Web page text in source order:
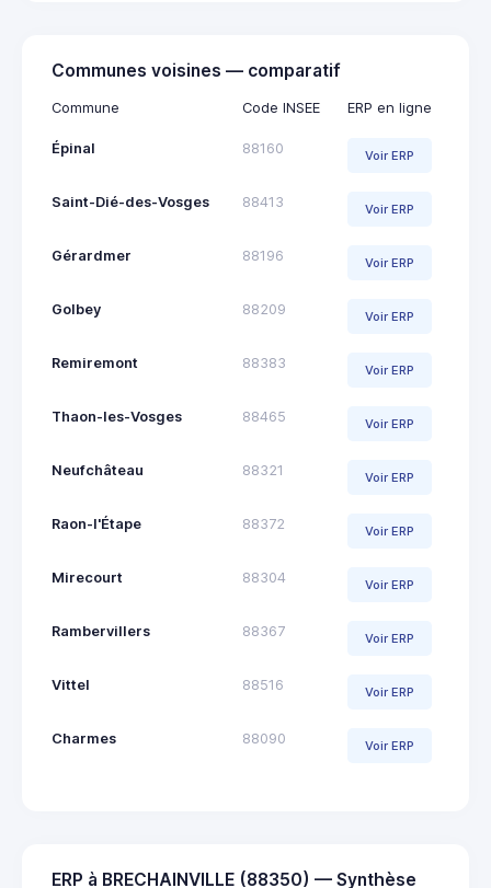
Communes voisines — comparatif
Commune Code INSEE ERP en ligne
Épinal 88160 Voir ERP
Saint-Dié-des-Vosges 88413 Voir ERP
Gérardmer 88196 Voir ERP
Golbey 88209 Voir ERP
Remiremont 88383 Voir ERP
Thaon-les-Vosges 88465 Voir ERP
Neufchâteau 88321 Voir ERP
Raon-l'Étape 88372 Voir ERP
Mirecourt 88304 Voir ERP
Rambervillers 88367 Voir ERP
Vittel 88516 Voir ERP
Charmes 88090 Voir ERP
ERP à BRECHAINVILLE (88350) — Synthèse